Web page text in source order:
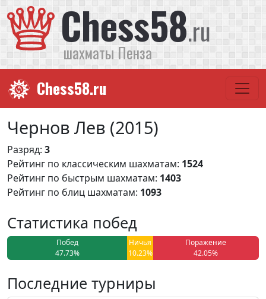
Chess58.ru
шахматы Пенза
Chess58.ru
Чернов Лев (2015)
Разряд: 3
Рейтинг по классическим шахматам: 1524
Рейтинг по быстрым шахматам: 1403
Рейтинг по блиц шахматам: 1093
Статистика побед
Побед
47.73%
Ничья
10.23%
Поражение
42.05%
Последние турниры